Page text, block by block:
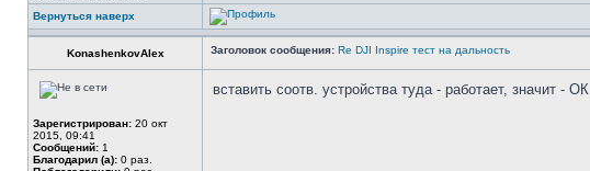
Вернуться наверх
KonashenkovAlex Заголовок сообщения: Re DJI Inspire тест на дальность
Зарегистрирован: 20 окт
2015, 09:41
Сообщений: 1
Благодарил (а): 0 раз.
вставить соотв. устройства туда - работает, значит - ОК